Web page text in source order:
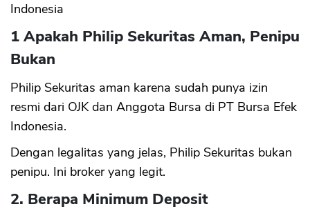
Indonesia
1 Apakah Philip Sekuritas Aman, Penipu
Bukan
Philip Sekuritas aman karena sudah punya izin
resmi dari OJK dan Anggota Bursa di PT Bursa Efek
Indonesia.
Dengan legalitas yang jelas, Philip Sekuritas bukan
penipu. Ini broker yang legit.
2. Berapa Minimum Deposit